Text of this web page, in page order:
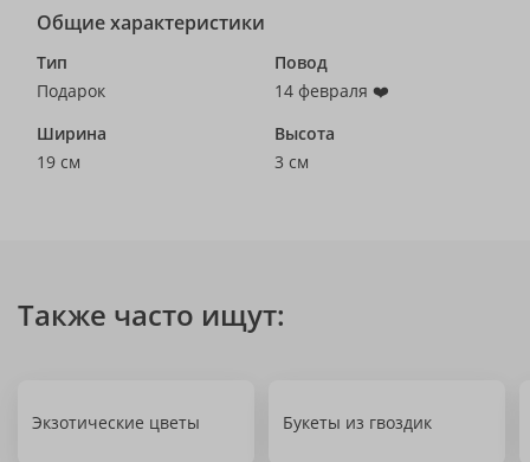
Общие характеристики
Тип
Подарок
Повод
14 февраля ❤️
Ширина
19 см
Высота
3 см
Также часто ищут:
Экзотические цветы Букеты из гвоздик